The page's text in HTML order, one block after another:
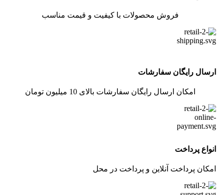
فروش محصولات با کیفیت و قیمت مناسب
ارسال رایگان سفارشات
امکان ارسال رایگان سفارشات بالای 10 میلیون تومان
انواع پرداخت
امکان پرداخت آنلاین و پرداخت در محل